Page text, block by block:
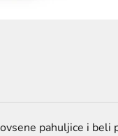
pahuljice i beli